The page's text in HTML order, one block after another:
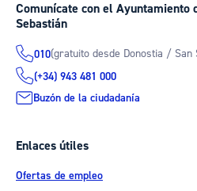
Comunícate con el Ayuntamiento
Sebastián
010(gratuito desde Donostia / San
(+34) 943 481 000
Buzón de la ciudadanía
Enlaces útiles
Ofertas de empleo